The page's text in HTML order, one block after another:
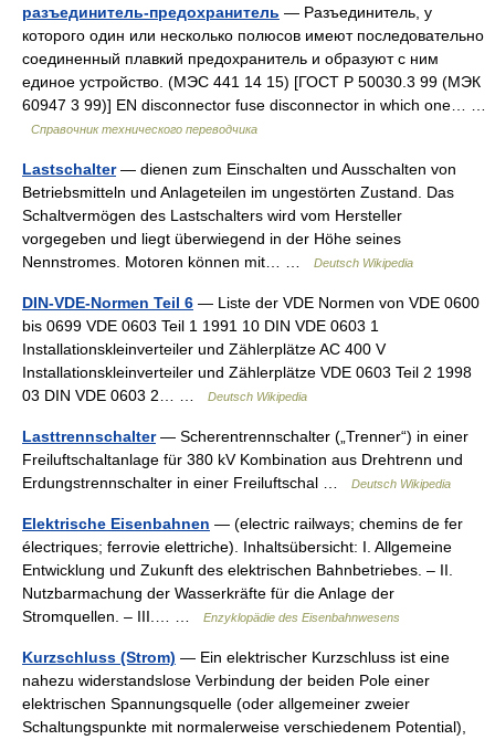
разъединитель-предохранитель — Разъединитель, у
которого один или несколько полюсов имеют последовательно
соединенный плавкий предохранитель и образуют с ним
единое устройство. (МЭС 441 14 15) [ГОСТ Р 50030.3 99 (МЭК
60947 3 99)] EN disconnector fuse disconnector in which one… …
Справочник технического переводчика
Lastschalter— dienen zum Einschalten und Ausschalten von
Betriebsmitteln und Anlageteilen im ungestörten Zustand. Das
Schaltvermögen des Lastschalters wird vom Hersteller
vorgegeben und liegt überwiegend in der Höhe seines
Nennstromes. Motoren können mit… …
Deutsch Wikipedia
DIN-VDE-Normen Teil 6 — Liste der VDE Normen von VDE 0600
bis 0699 VDE 0603 Teil 1 1991 10 DIN VDE 0603 1
Installationskleinverteiler und Zählerplätze AC 400 V
Installationskleinverteiler und Zählerplätze VDE 0603 Teil 2 1998
03 DIN VDE 0603 2… …
Deutsch Wikipedia
Lasttrennschalter— Scherentrennschalter („Trenner“) in einer
Freiluftschaltanlage für 380 kV Kombination aus Drehtrenn und
Erdungstrennschalter in einer Freiluftschal …
Deutsch Wikipedia
Elektrische Eisenbahnen — (electric railways; chemins de fer
électriques; ferrovie elettriche). Inhaltsübersicht: I. Allgemeine
Entwicklung und Zukunft des elektrischen Bahnbetriebes. – II.
Nutzbarmachung der Wasserkräfte für die Anlage der
Stromquellen. – III.… …
Enzyklopädie des Eisenbahnwesens
Kurzschluss (Strom) — Ein elektrischer Kurzschluss ist eine
nahezu widerstandslose Verbindung der beiden Pole einer
elektrischen Spannungsquelle (oder allgemeiner zweier
Schaltungspunkte mit normalerweise verschiedenem Potential),